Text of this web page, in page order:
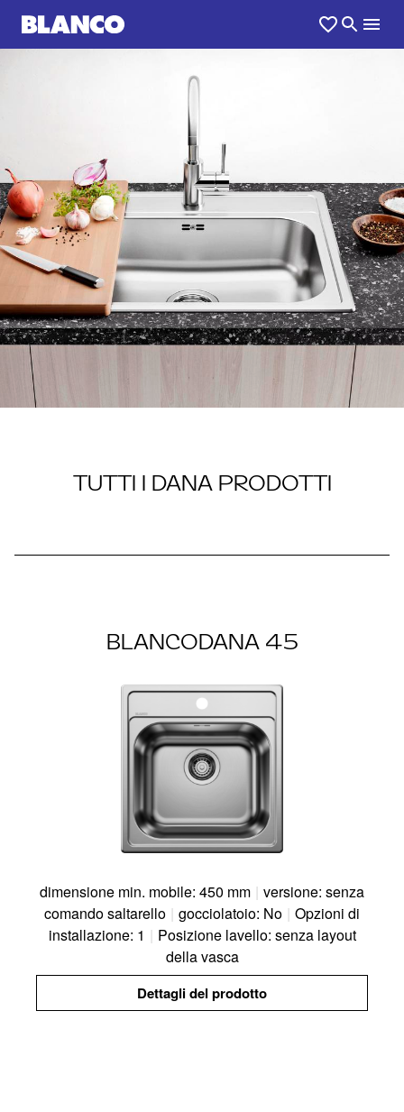
DANA
1 /0
TUTTI I DANA PRODOTTI
BLANCODANA 45
dimensione min. mobile: 450 mm | versione: senza
comando saltarello | gocciolatoio: No | Opzioni di
installazione: 1 | Posizione lavello: senza layout
della vasca
Dettagli del prodotto